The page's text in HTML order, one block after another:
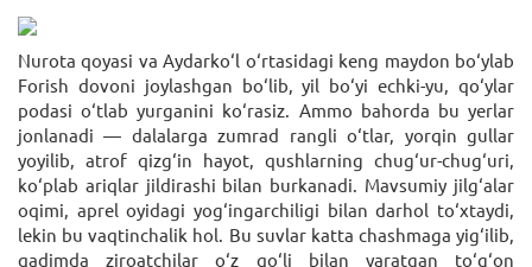
Nurota qoyasi va Aydarko‘l o‘rtasidagi keng maydon bo‘ylab
Forish dovoni joylashgan bo‘lib, yil bo‘yi echki-yu, qo‘ylar
podasi o‘tlab yurganini ko‘rasiz. Ammo bahorda bu yerlar
jonlanadi — dalalarga zumrad rangli o‘tlar, yorqin gullar
yoyilib, atrof qizg‘in hayot, qushlarning chug‘ur-chug‘uri,
ko‘plab ariqlar jildirashi bilan burkanadi. Mavsumiy jilg‘alar
oqimi, aprel oyidagi yog‘ingarchiligi bilan darhol to‘xtaydi,
lekin bu vaqtinchalik hol. Bu suvlar katta chashmaga yig‘ilib,
qadimda ziroatchilar o‘z qo‘li bilan yaratgan to‘g‘on